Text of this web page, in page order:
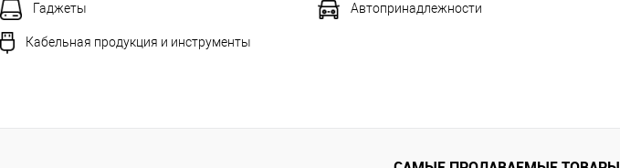
Гаджеты Автопринадлежности
Кабельная продукция и инструменты